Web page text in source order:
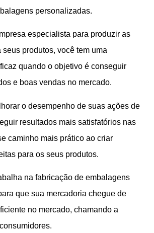
personalizadas.
especialista para produzir as
produtos, você tem uma
quando o objetivo é conseguir
e boas vendas no mercado.
o desempenho de suas ações de
resultados mais satisfatórios nas
caminho mais prático ao criar
para os seus produtos.
na fabricação de embalagens
que sua mercadoria chegue de
no mercado, chamando a